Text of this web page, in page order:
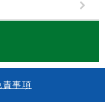
責事項